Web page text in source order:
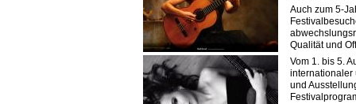
Auch zum 5-
Qualität und
Vom 1. bis 5.
internationaler
und